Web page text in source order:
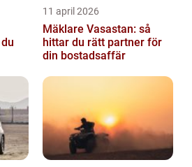
11 april 2026
Mäklare Vasastan: så
hittar du rätt partner för
din bostadsaffär